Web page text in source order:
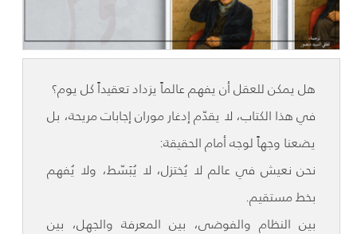
هل يمكن للعقل أن يفهم عالماً يزداد تعقيداً كل يوم؟
في هذا الكتاب، لا يقدّم إدغار موران إجابات مريحة، بل
يضعنا وجهاً لوجه أمام الحقيقة:
نحن نعيش في عالم لا يُختزل، لا يُبَسّط، ولا يُفهم
بخط مستقيم.
بين النظام والفوضى، بين المعرفة والجهل، بين